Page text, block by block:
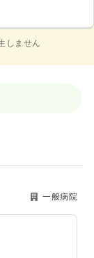
しません
一般病院